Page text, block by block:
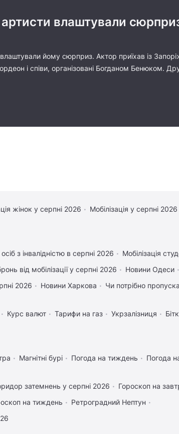
артисти влаштували
влаштували йому сюрприз. Актор приїхав із
і співи, організовані Богданом
жінок у серпні 2026
Мобілізація у серпні 2026
осіб з інвалідністю в серпні 2026 Мобілізація
від мобілізації у серпні 2026 Новини Одеси
2026 Новини Харкова Чи потрібно
Курс валют Тарифи на газ Укрзалізниця
Магнітні бурі Погода на тиждень Погода
затемнень у серпні 2026
Гороскоп на
на тиждень
Ретроградний Нептун